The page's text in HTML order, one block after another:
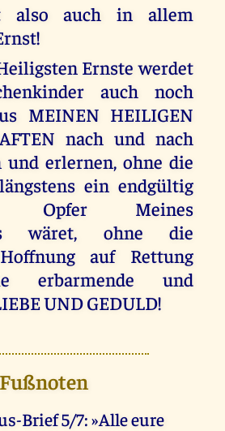
also auch in allem
Ernste werdet
auch noch
MEINEN HEILIGEN
nach und nach
und erlernen, ohne die
ein endgültig
Opfer Meines
wäret, ohne die
auf Rettung
erbarmende und
UND GEDULD!
Fußnoten
Brief 5/7: »Alle eure